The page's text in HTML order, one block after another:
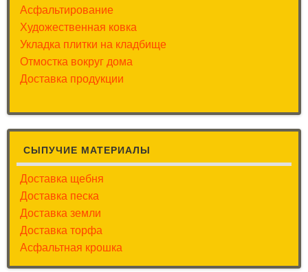
Асфальтирование
Художественная ковка
Укладка плитки на кладбище
Отмостка вокруг дома
Доставка продукции
СЫПУЧИЕ МАТЕРИАЛЫ
Доставка щебня
Доставка песка
Доставка земли
Доставка торфа
Асфальтная крошка